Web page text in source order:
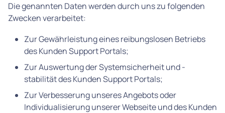
Die genannten Daten werden durch uns zu folgenden
Zwecken verarbeitet:
Zur Gewährleistung eines reibungslosen Betriebs
des Kunden Support Portals;
Zur Auswertung der Systemsicherheit und -
stabilität des Kunden Support Portals;
Zur Verbesserung unseres Angebots oder
Individualisierung unserer Webseite und des Kunden